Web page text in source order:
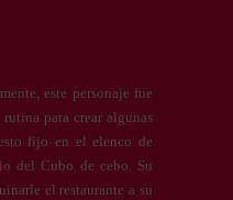
este personaje fue
para crear algunas
fijo en el elenco de
del Cubo de cebo. Su
el restaurante a su